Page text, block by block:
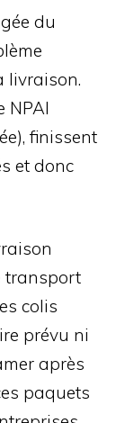
du
livraison.
NPAI
finissent
et donc
transport
colis
prévu ni
après
paquets